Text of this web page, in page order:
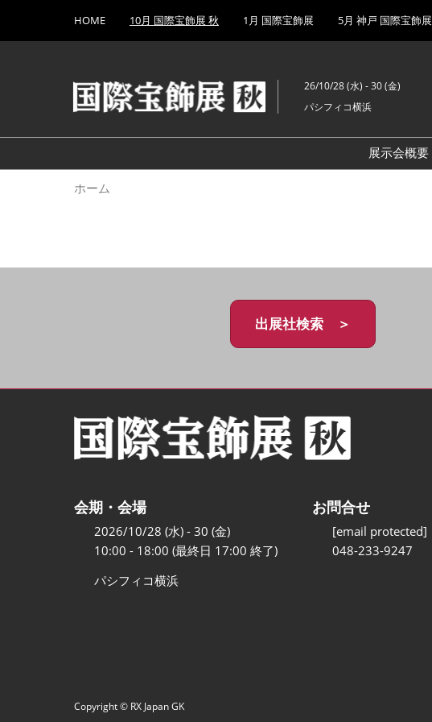
キ
し
て
to
HOME 10月 国際宝飾展 秋 1月 国際宝飾展 5月 神戸 国際宝飾展
26/10/28 (水) - 30 (金)
パシフィコ横浜
展示会概要
ホーム
出展社検索 ＞
会期・会場
2026/10/28 (水) - 30 (金)
10:00 - 18:00 (最終日 17:00 終了)
パシフィコ横浜
お問合せ
[email protected]
048-233-9247
Copyright © RX Japan GK